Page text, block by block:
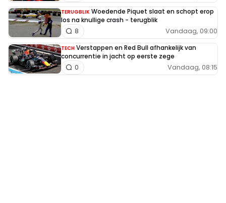
TERUGBLIK Woedende Piquet slaat en schopt erop
los na knullige crash - terugblik
Vandaag, 09:00
8
TECH Verstappen en Red Bull afhankelijk van
concurrentie in jacht op eerste zege
Vandaag, 08:15
0